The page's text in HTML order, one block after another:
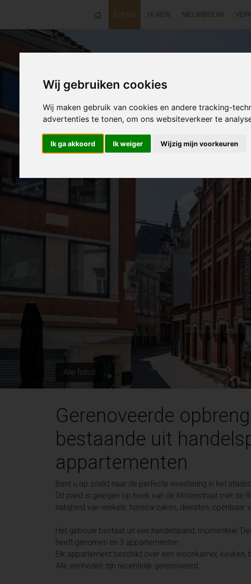
Wij gebruiken cookies
Wij maken gebruik van cookies en andere tracking-
advertenties te tonen, om ons websiteverkeer te
Ik ga akkoord Ik weiger Wijzig mijn voorkeuren
KOPEN HUREN NIEUWBOUW
Alle fotos
Gerenoveerde
bestaande uit
appartementen
Bent u op zoekt naar de perfecte investering in het
Dit pand is gelegen op hoek van de Molenstraat met de
nabijheid van winkels, horeca-zaken, diensten, openbaar
Het gebouw bestaat uit een handelspand, momenteel
heeft genomen en 3 appartementen.
Elk appartement beschikt over een woonkamer, keuken,
Alle eenheden zijn recentelijk gerenoveerd.